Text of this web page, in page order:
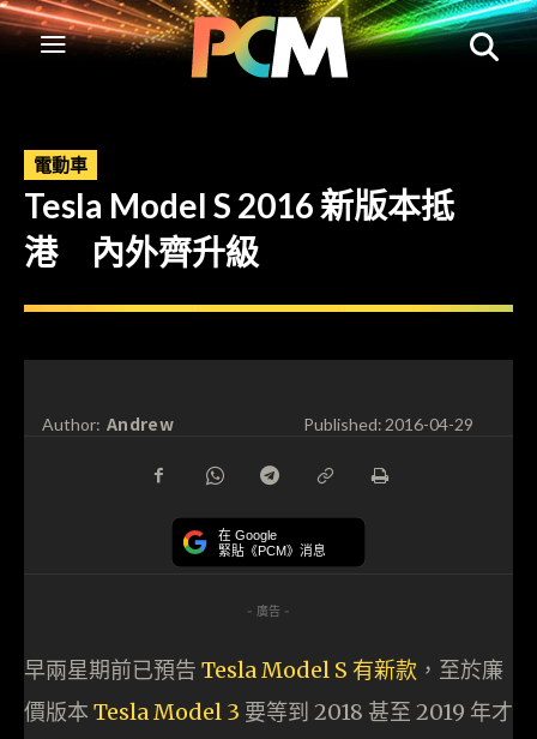
電動車
Tesla Model S 2016 新版本抵
港 內外齊升級
Author: Andrew Published:2016-04-29
在 Google
緊貼《PCM》消息
- 廣告 -
早兩星期前已預告 Tesla Model S 有新款 ，至於廉
價版本 Tesla Model 3 要等到 2018 甚至 2019 年才